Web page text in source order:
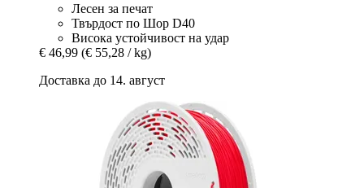
Лесен за печат
Твърдост по Шор D40
Висока устойчивост на удар
€ 46,99 (€ 55,28 / kg)
Доставка до 14. август